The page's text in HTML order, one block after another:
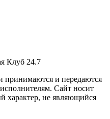
Клуб 24.7
принимаются и передаются
Сайт носит
характер, не являющийся